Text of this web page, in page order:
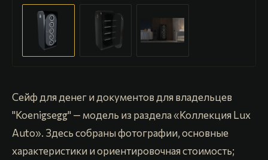
Сейф для денег и документов для владельцев
"Koenigsegg" — модель из раздела «Коллекция Lux
Auto». Здесь собраны фотографии, основные
характеристики и ориентировочная стоимость;